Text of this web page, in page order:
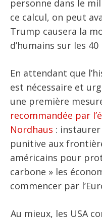
personne dans le
ce calcul, on peut
Trump causera la
d’humains sur les
En attendant que
est nécessaire et
une première
recommandée par
Nordhaus :
punitive aux
américains pour
carbone » les
commencer par
Au mieux, les USA